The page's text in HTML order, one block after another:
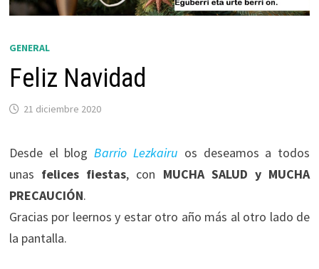
GENERAL
Feliz Navidad
21 diciembre 2020
Desde el blog Barrio Lezkairu os deseamos a todos
unas felices fiestas, con MUCHA SALUD y MUCHA
PRECAUCIÓN.
Gracias por leernos y estar otro año más al otro lado de
la pantalla.